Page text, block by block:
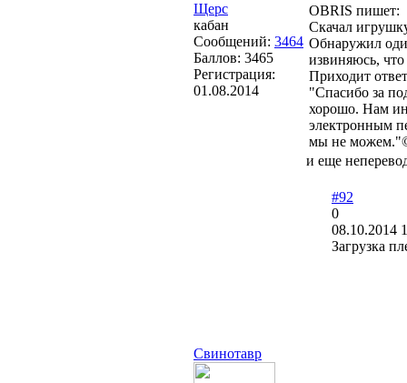
Щерс
кабан
Сообщений: 3464
Баллов: 3465
Регистрация:
01.08.2014
OBRIS пишет:
Скачал
Обнаружил
извиняюсь,
Приходит
"Спасибо за
хорошо. Нам
электронным
мы не
и еще
Свинотавр
#92
0
08.10.2014
Загрузка